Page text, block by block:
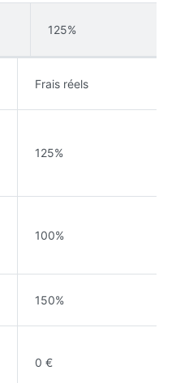
125%
Frais réels
125%
100%
150%
0 €